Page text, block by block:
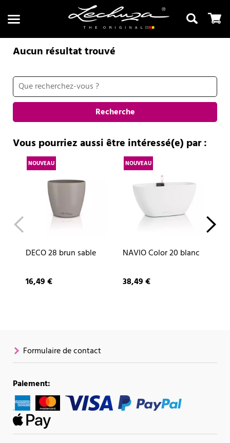
Recherche
Aucun résultat trouvé
Recherche
Vous pourriez aussi être intéressé(e) par :
NOUVEAU
DECO 28 brun sable
16,49 €
NOUVEAU
NAVIO Color 20 blanc
38,49 €
Formulaire de contact
Paiement: